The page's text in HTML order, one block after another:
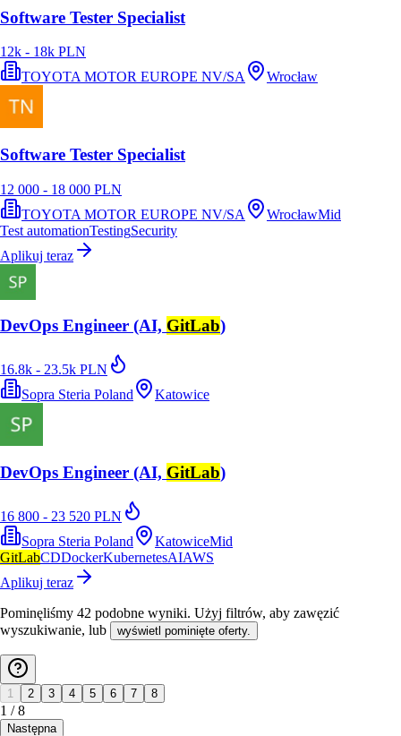
Software Tester Specialist
12k - 18k PLN
TOYOTA MOTOR EUROPE NV/SA
Wrocław
Software Tester Specialist
12 000 - 18 000 PLN
TOYOTA MOTOR EUROPE NV/SA
WrocławMid
Test automationTestingSecurity
Aplikuj teraz
DevOps Engineer (AI, GitLab)
16.8k - 23.5k PLN
Sopra Steria Poland
Katowice
DevOps Engineer (AI, GitLab)
16 800 - 23 520 PLN
Sopra Steria Poland
KatowiceMid
GitLabCDDockerKubernetesAIAWS
Aplikuj teraz
Pominęliśmy 42 podobne wyniki. Użyj filtrów, aby zawęzić
wyszukiwanie, lub
wyświetl pominięte oferty.
1 2 3 4 5 6 7 8
1 /8
Następna